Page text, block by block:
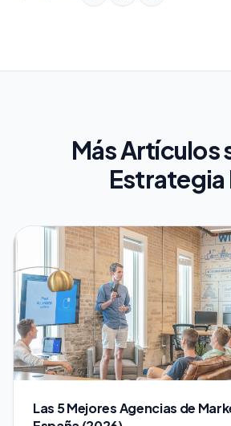
Más Artículos
Estrategia
Las 5 Mejores Agencias de